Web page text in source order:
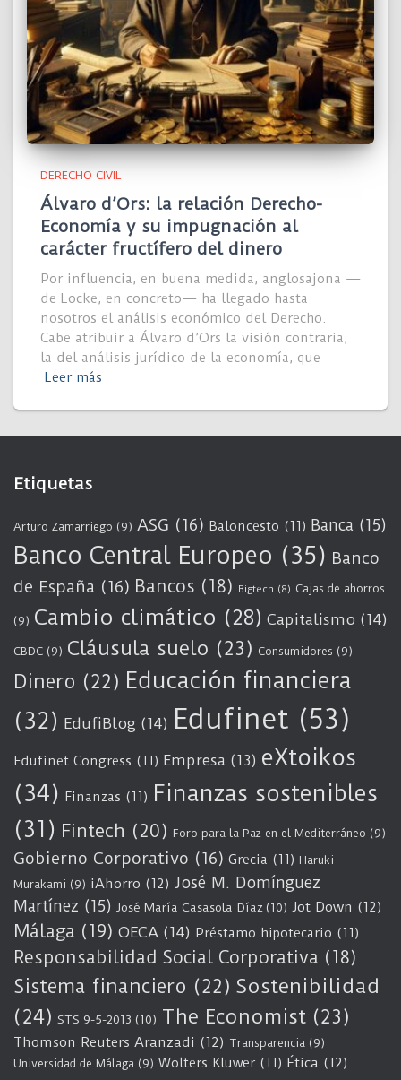
DERECHO CIVIL
Álvaro d’Ors: la relación Derecho-
Economía y su impugnación al
carácter fructífero del dinero
Por influencia, en buena medida, anglosajona —
de Locke, en concreto— ha llegado hasta
nosotros el análisis económico del Derecho.
Cabe atribuir a Álvaro d’Ors la visión contraria,
la del análisis jurídico de la economía, que
Leer más
Etiquetas
Arturo Zamarriego (9) ASG (16) Baloncesto (11) Banca (15)
Banco Central Europeo (35) Banco
de España (16) Bancos (18) Bigtech (8) Cajas de ahorros
(9) Cambio climático (28) Capitalismo (14)
CBDC (9) Cláusula suelo (23) Consumidores (9)
Dinero (22) Educación financiera
(32) EdufiBlog (14) Edufinet (53)
Edufinet Congress (11) Empresa (13) eXtoikos
(34) Finanzas (11) Finanzas sostenibles
(31) Fintech (20) Foro para la Paz en el Mediterráneo (9)
Gobierno Corporativo (16) Grecia (11) Haruki
Murakami (9) iAhorro (12) José M. Domínguez
Martínez (15) José María Casasola Díaz (10) Jot Down (12)
Málaga (19) OECA (14) Préstamo hipotecario (11)
Responsabilidad Social Corporativa (18)
Sistema financiero (22) Sostenibilidad
(24) STS 9-5-2013 (10) The Economist (23)
Thomson Reuters Aranzadi (12) Transparencia (9)
Universidad de Málaga (9) Wolters Kluwer (11) Ética (12)